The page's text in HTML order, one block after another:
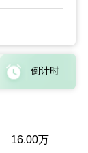
倒计时
16.00万